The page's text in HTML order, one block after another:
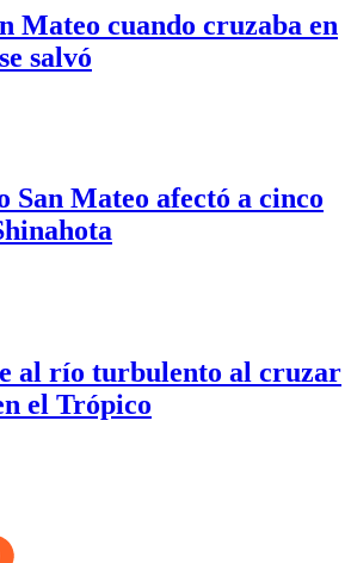
Mateo cuando cruzaba en
salvó
San Mateo afectó a cinco
al río turbulento al cruzar
el Trópico